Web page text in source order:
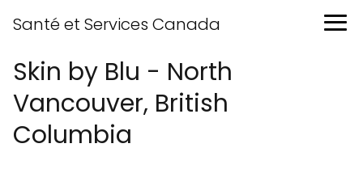
Santé et Services Canada
Skin by Blu - North
Vancouver, British
Columbia